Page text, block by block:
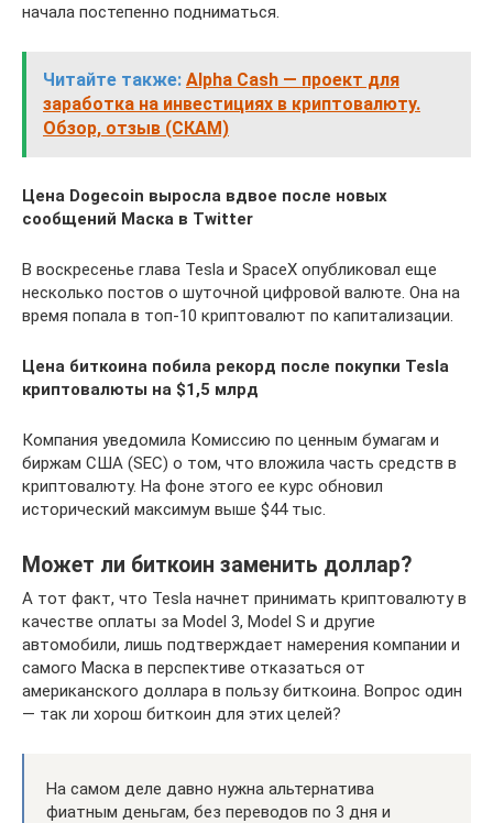
начала постепенно подниматься.
Читайте также: Alpha Сash — проект для
заработка на инвестициях в криптовалюту.
Обзор, отзыв (СКАМ)
Цена Dogecoin выросла вдвое после новых
сообщений Маска в Twitter
В воскресенье глава Tesla и SpaceX опубликовал еще
несколько постов о шуточной цифровой валюте. Она на
время попала в топ-10 криптовалют по капитализации.
Цена биткоина побила рекорд после покупки Tesla
криптовалюты на $1,5 млрд
Компания уведомила Комиссию по ценным бумагам и
биржам США (SEC) о том, что вложила часть средств в
криптовалюту. На фоне этого ее курс обновил
исторический максимум выше $44 тыс.
Может ли биткоин заменить доллар?
А тот факт, что Tesla начнет принимать криптовалюту в
качестве оплаты за Model 3, Model S и другие
автомобили, лишь подтверждает намерения компании и
самого Маска в перспективе отказаться от
американского доллара в пользу биткоина. Вопрос один
— так ли хорош биткоин для этих целей?
На самом деле давно нужна альтернатива
фиатным деньгам, без переводов по 3 дня и